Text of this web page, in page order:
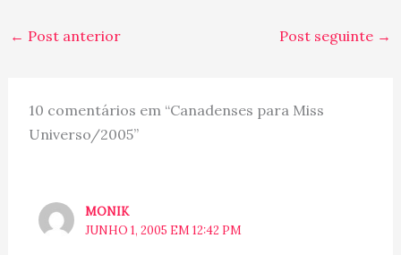
uma das primeiras
perguntas que nos fazem
← Post anterior Post seguinte →
10 comentários em “Canadenses para Miss
Universo/2005”
MONIK
JUNHO 1, 2005 EM 12:42 PM